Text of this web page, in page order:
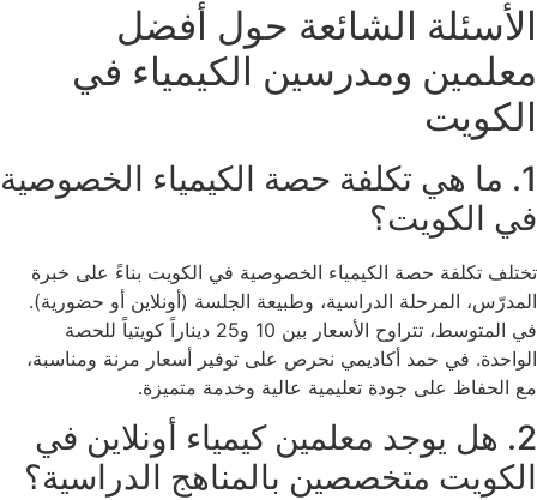
الأسئلة الشائعة حول أفضل
معلمين ومدرسين الكيمياء في
الكويت
1. ما هي تكلفة حصة الكيمياء الخصوصية
في الكويت؟
تختلف تكلفة حصة الكيمياء الخصوصية في الكويت بناءً على خبرة
المدرّس، المرحلة الدراسية، وطبيعة الجلسة (أونلاين أو حضورية).
في المتوسط، تتراوح الأسعار بين 10 و25 ديناراً كويتياً للحصة
الواحدة. في حمد أكاديمي نحرص على توفير أسعار مرنة ومناسبة،
مع الحفاظ على جودة تعليمية عالية وخدمة متميزة.
2. هل يوجد معلمين كيمياء أونلاين في
الكويت متخصصين بالمناهج الدراسية؟